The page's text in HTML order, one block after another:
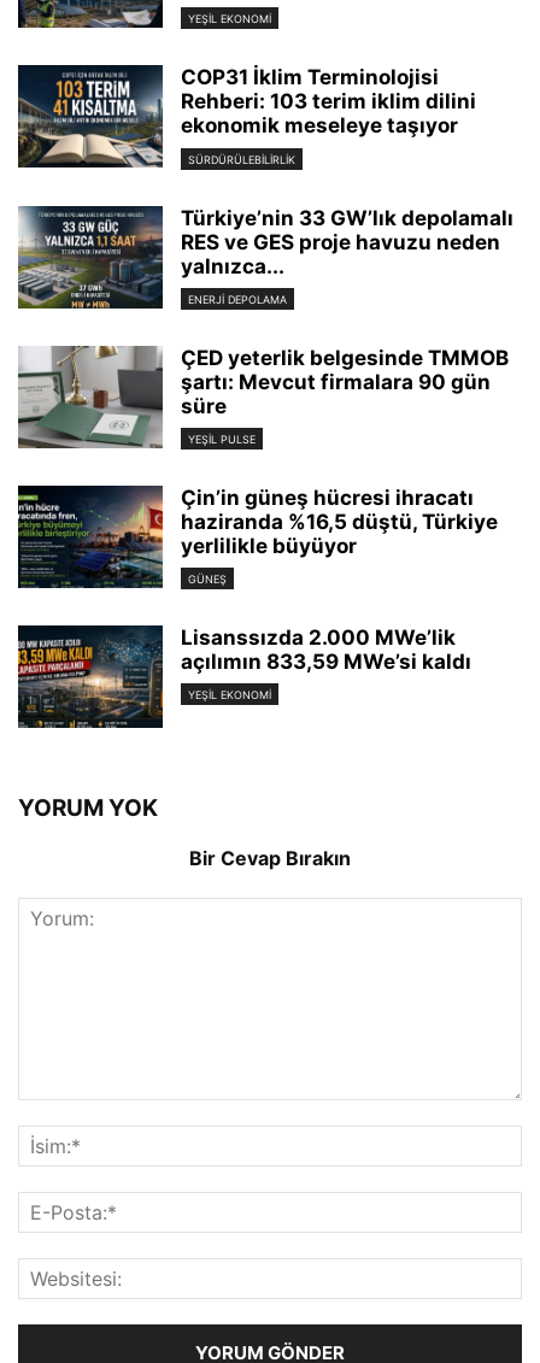
YEŞIL EKONOMI
COP31 İklim Terminolojisi
Rehberi: 103 terim iklim dilini
ekonomik meseleye taşıyor
SÜRDÜRÜLEBILIRLIK
Türkiye’nin 33 GW’lık depolamalı
RES ve GES proje havuzu neden
yalnızca...
ENERJI DEPOLAMA
ÇED yeterlik belgesinde TMMOB
şartı: Mevcut firmalara 90 gün
süre
YEŞIL PULSE
Çin’in güneş hücresi ihracatı
haziranda %16,5 düştü, Türkiye
yerlilikle büyüyor
GÜNEŞ
Lisanssızda 2.000 MWe’lik
açılımın 833,59 MWe’si kaldı
YEŞIL EKONOMI
YORUM YOK
Bir Cevap Bırakın